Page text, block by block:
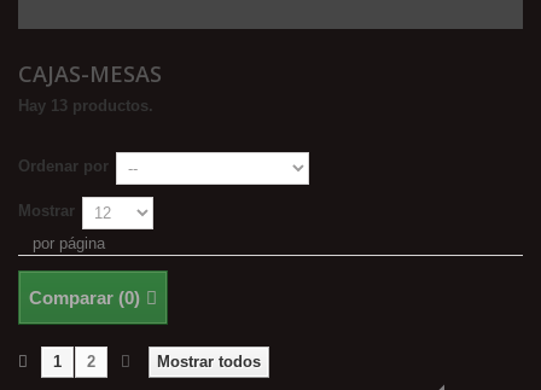
CAJAS-MESAS
Hay 13 productos.
Ordenar por
Mostrar
por página
Comparar (0)
Mostrar todos
1 2